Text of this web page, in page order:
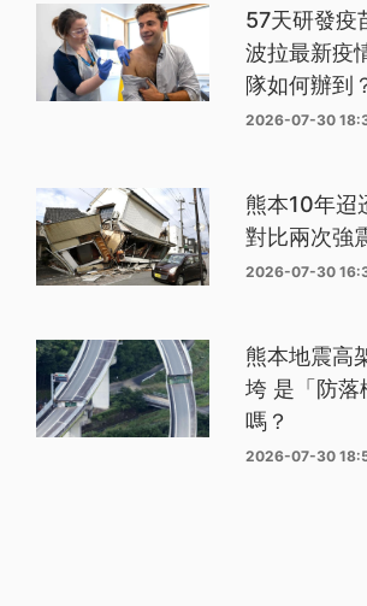
57天研發疫
波拉最新疫
隊如何辦到
2026-07-30
熊本10年迢
對比兩次強
2026-07-30
熊本地震高
垮 是「防落
嗎？
2026-07-30